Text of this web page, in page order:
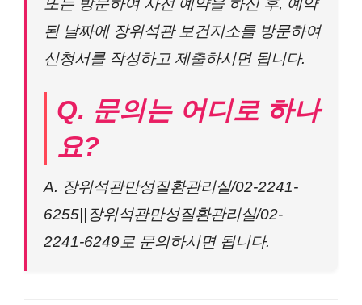
된 날짜에 장위석관 보건지소를 방문하여
신청서를 작성하고 제출하시면 됩니다.
Q. 문의는 어디로 하나
요?
A. 장위석관만성질환관리실/02-2241-
6255||장위석관만성질환관리실/02-
2241-6249로 문의하시면 됩니다.